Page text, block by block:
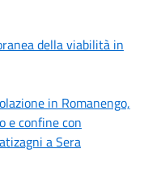
della viabilità in
in Romanengo,
e confine con
a Sera